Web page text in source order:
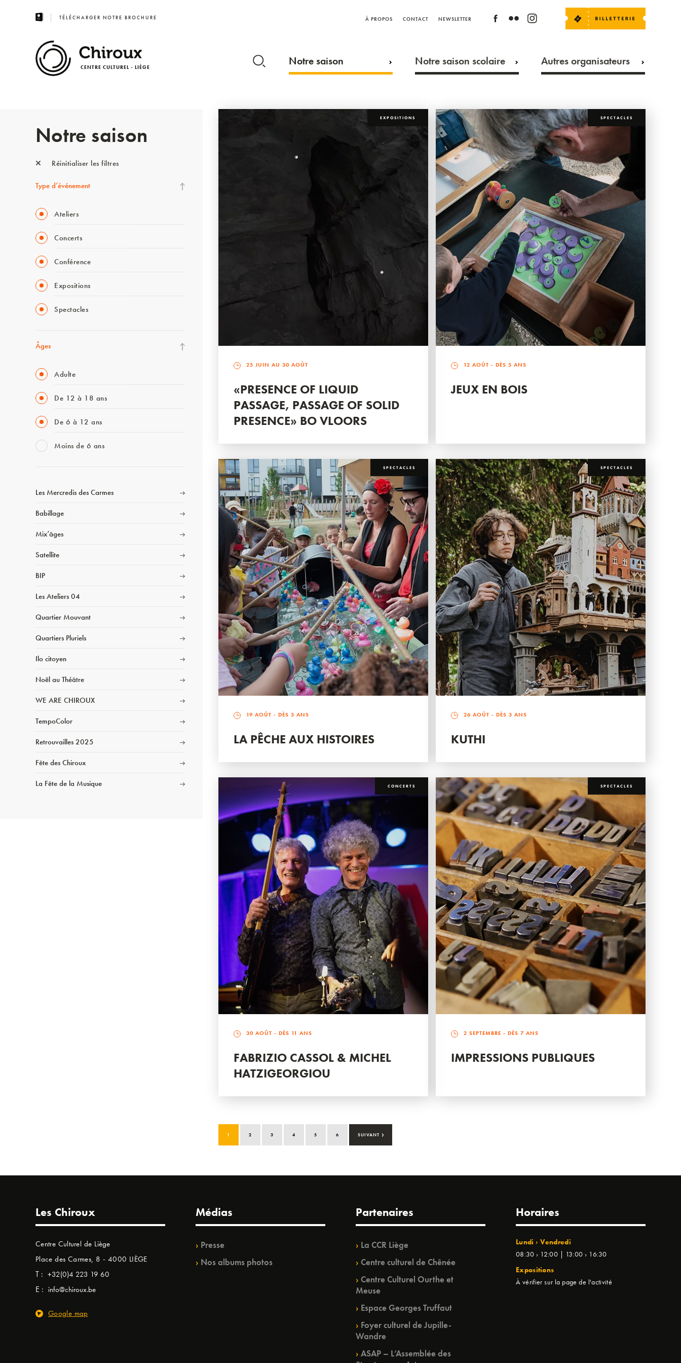
TÉLÉCHARGER NOTRE BROCHURE À PROPOS CONTACT NEWSLETTER
CENTRE CULTUREL - LIÈGE Notre saison Notre saison scolaire Autres organisateurs
Notre saison
Réinitialiser les filtres
Type d’événement
Ateliers
Concerts
Conférence
Expositions
Spectacles
Âges
Adulte
De 12 à 18 ans
De 6 à 12 ans
Moins de 6 ans
Les Mercredis des Carmes
Babillage
Mix’âges
Satellite
BIP
Les Ateliers 04
Quartier Mouvant
Quartiers Pluriels
Ilo citoyen
Noël au Théâtre
WE ARE CHIROUX
TempoColor
Retrouvailles 2025
Fête des Chiroux
La Fête de la Musique
EXPOSITIONS
25 JUIN AU 30 AOÛT
«PRESENCE OF LIQUID
PASSAGE, PASSAGE OF SOLID
PRESENCE» BO VLOORS
SPECTACLES
12 AOÛT - DÈS 5 ANS
JEUX EN BOIS
SPECTACLES
19 AOÛT - DÈS 3 ANS
LA PÊCHE AUX HISTOIRES
SPECTACLES
26 AOÛT - DÈS 3 ANS
KUTHI
CONCERTS
30 AOÛT - DÈS 11 ANS
FABRIZIO CASSOL & MICHEL
HATZIGEORGIOU
SPECTACLES
2 SEPTEMBRE - DÈS 7 ANS
IMPRESSIONS PUBLIQUES
1 2 3 4 5 6 SUIVANT ›
Les Chiroux
Centre Culturel de Liège
Place des Carmes, 8 - 4000 LIÈGE
T : +32(0)4 223 19 60
E : info@chiroux.be
Google map
Médias
Presse
Nos albums photos
Partenaires
La CCR Liège
Centre culturel de Chênée
Centre Culturel Ourthe et
Meuse
Espace Georges Truffaut
Foyer culturel de Jupille-
Wandre
ASAP – L’Assemblée des
Horaires
Lundi › Vendredi
08:30 › 12:00 | 13:00 › 16:30
Expositions
À vérifier sur la page de l'activité